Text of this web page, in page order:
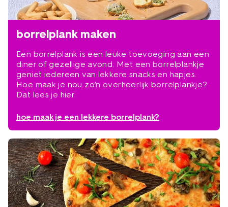
borrelplank maken
Een borrelplank is een leuke toevoeging aan een
diner of gezellige avond. Met een borrelplankje
geniet iedereen van lekkere snacks en hapjes.
Hoe maak je nou zo’n overheerlijk borrelplankje?
Dat lees je hier.
hoe maak je een lekkere borrelplank?